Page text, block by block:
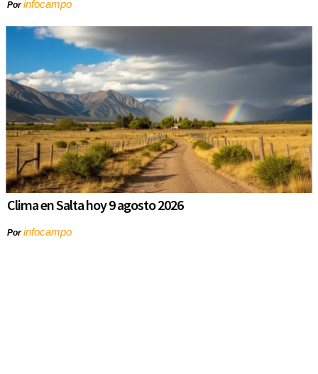
Porinfocampo
Clima en Salta hoy 9 agosto 2026
Porinfocampo